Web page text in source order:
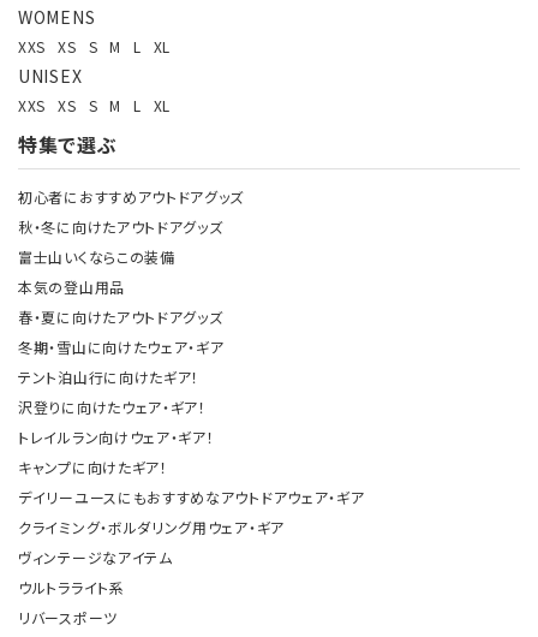
WOMENS
XXS XS S M L XL
UNISEX
XXS XS S M L XL
特集で選ぶ
初心者におすすめアウトドアグッズ
秋・冬に向けたアウトドアグッズ
富士山いくならこの装備
本気の登山用品
春・夏に向けたアウトドアグッズ
冬期・雪山に向けたウェア・ギア
テント泊山行に向けたギア！
沢登りに向けたウェア・ギア！
トレイルラン向けウェア・ギア！
キャンプに向けたギア！
デイリーユースにもおすすめなアウトドアウェア・ギア
クライミング・ボルダリング用ウェア・ギア
ヴィンテージなアイテム
ウルトラライト系
リバースポーツ